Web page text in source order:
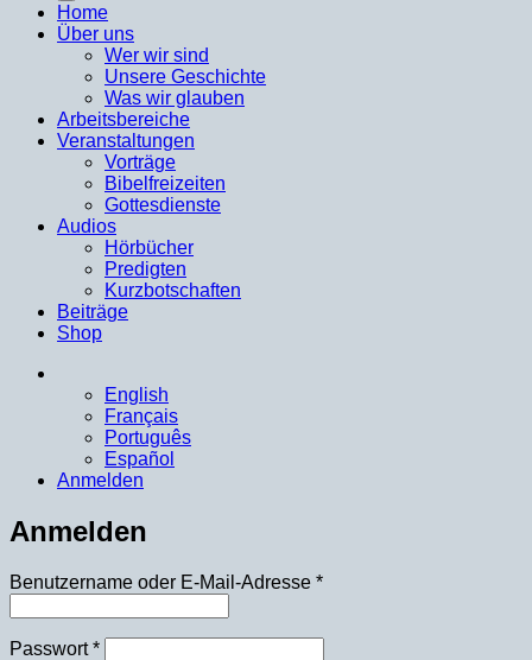
Home
Über uns
Wer wir sind
Unsere Geschichte
Was wir glauben
Arbeitsbereiche
Veranstaltungen
Vorträge
Bibelfreizeiten
Gottesdienste
Audios
Hörbücher
Predigten
Kurzbotschaften
Beiträge
Shop
English
Français
Português
Español
Anmelden
Anmelden
Benutzername oder E-Mail-Adresse *Erforderlich
Passwort*Erforderlich